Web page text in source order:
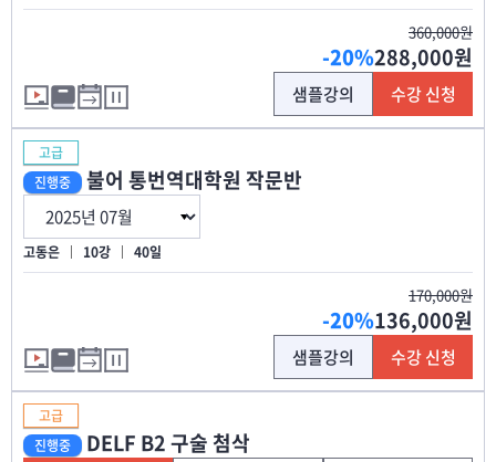
360,000원
-20%288,000원
샘플강의 수강 신청
고급
진행중
불어 통번역대학원 작문반
고동은 10강 40일
170,000원
-20%136,000원
샘플강의 수강 신청
고급
진행중
DELF B2 구술 첨삭